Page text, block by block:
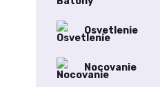
Osvetlenie
Nocovanie